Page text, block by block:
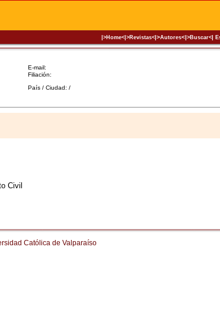
|>Home<|>Revistas<|>Autores<|>Buscar<|
E-mail:
Filiación:
País / Ciudad: /
Civil
Católica de Valparaíso